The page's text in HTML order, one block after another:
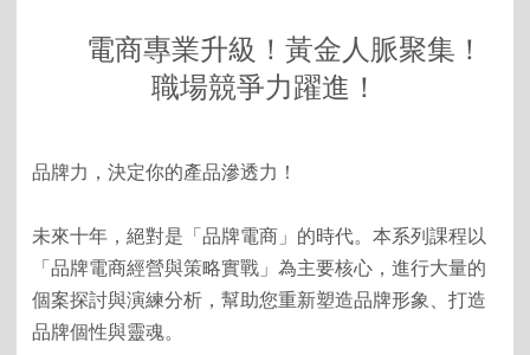
電商專業升級！黃金人脈聚集！
職場競爭力躍進！
品牌力，決定你的產品滲透力！
未來十年，絕對是「品牌電商」的時代。本系列課程 以
「品牌電商經營與策略實戰」為主要核心，進行大量的
個案探討與演練分析，幫助您重新塑造品牌形象、打造
品牌個性與靈魂。